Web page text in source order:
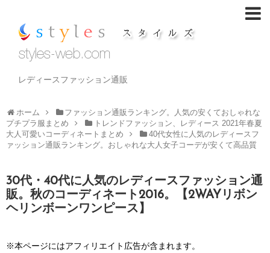
レディースファッション通販
ホーム
ファッション通販ランキング。人気の安くておしゃれな
プチプラ服まとめ
トレンドファッション、レディース 2021年春夏
大人可愛いコーディネートまとめ
40代女性に人気のレディースフ
ァッション通販ランキング。おしゃれな大人女子コーデが安くて高品質
30代・40代に人気のレディースファッション通
販。秋のコーディネート2016。【2WAYリボン
ヘリンボーンワンピース】
※本ページにはアフィリエイト広告が含まれます。